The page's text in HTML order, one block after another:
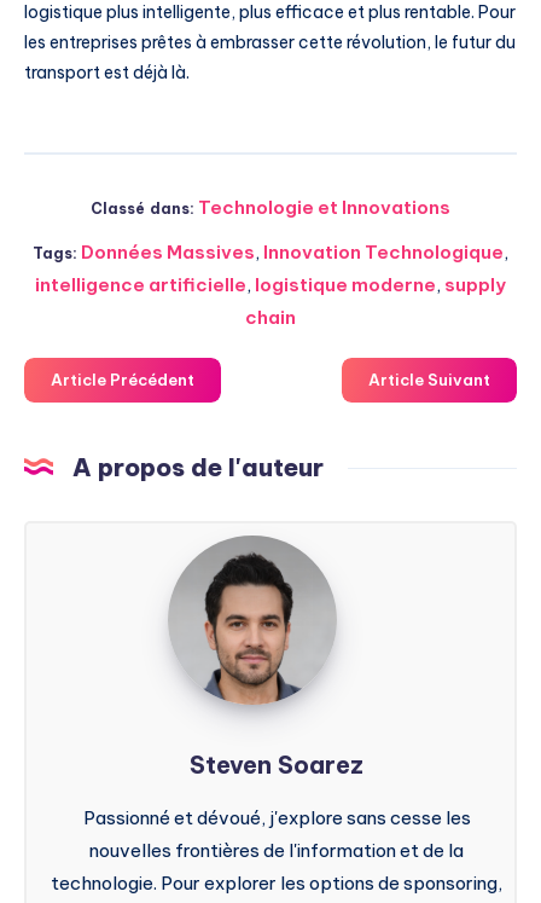
logistique plus intelligente, plus efficace et plus rentable. Pour
les entreprises prêtes à embrasser cette révolution, le futur du
transport est déjà là.
Classé dans: Technologie et Innovations
Tags: Données Massives, Innovation Technologique,
intelligence artificielle, logistique moderne, supply
chain
Article Précédent Article Suivant
A propos de l'auteur
Steven
Soarez
Steven Soarez
Passionné et dévoué, j'explore sans cesse les
nouvelles frontières de l'information et de la
technologie. Pour explorer les options de sponsoring,